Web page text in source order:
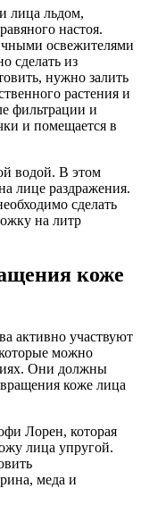
лица льдом,
настоя.
освежителями
сделать из
нужно залить
растения и
фильтрации и
и помещается в
водой. В этом
лице раздражения.
сделать
на литр
коже
активно участвуют
можно
Они должны
коже лица
Лорен, которая
лица упругой.
меда и